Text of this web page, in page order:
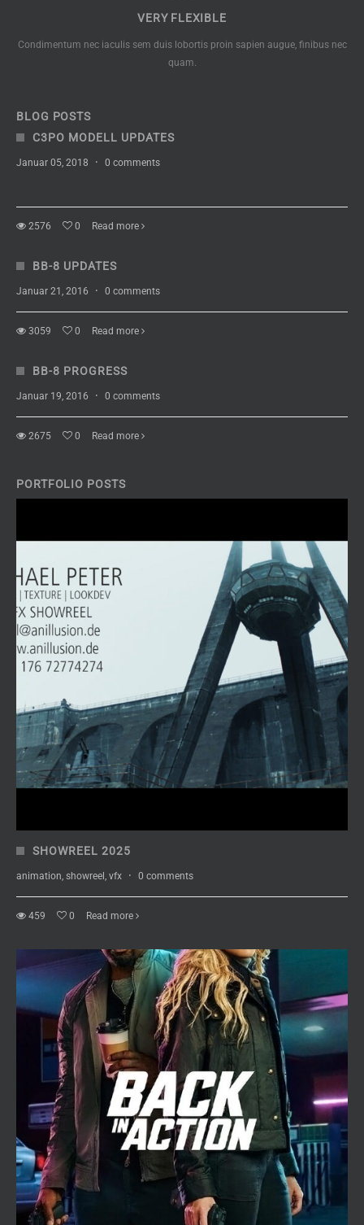
VERY FLEXIBLE
Condimentum nec iaculis sem duis lobortis proin sapien augue, finibus nec
quam.
BLOG POSTS
C3PO MODELL UPDATES
Januar 05, 2018 · 0 comments
2576 0 Read more
BB-8 UPDATES
Januar 21, 2016 · 0 comments
3059 0 Read more
BB-8 PROGRESS
Januar 19, 2016 · 0 comments
2675 0 Read more
PORTFOLIO POSTS
SHOWREEL 2025
animation, showreel, vfx · 0 comments
459 0 Read more